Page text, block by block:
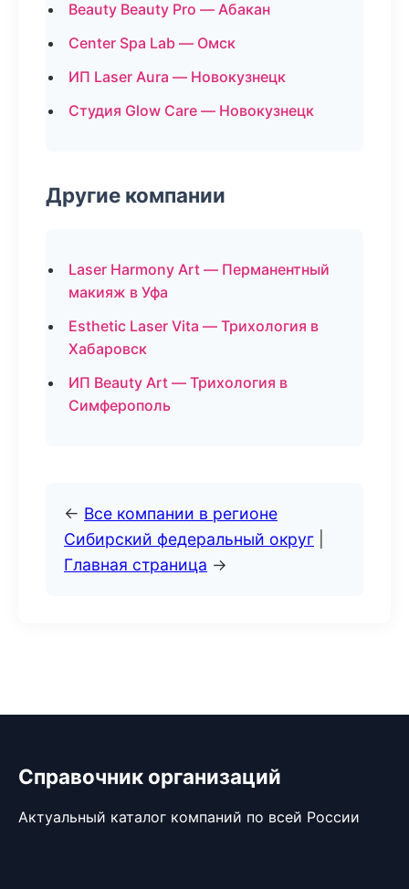
Beauty Beauty Pro — Абакан
Center Spa Lab — Омск
ИП Laser Aura — Новокузнецк
Студия Glow Care — Новокузнецк
Другие компании
Laser Harmony Art — Перманентный
макияж в Уфа
Esthetic Laser Vita — Трихология в
Хабаровск
ИП Beauty Art — Трихология в
Симферополь
← Все компании в регионе
Сибирский федеральный округ
Главная страница →
Справочник организаций
Актуальный каталог компаний по всей России